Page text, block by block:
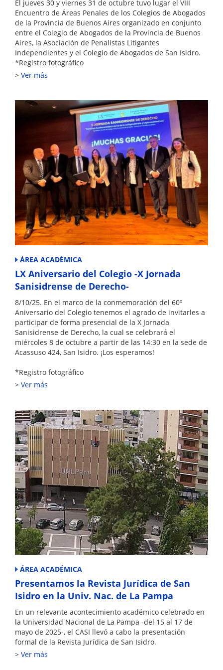
El jueves 30 y viernes 31 de octubre tuvo lugar el VIII
Encuentro de Áreas Penales de los Colegios de Abogados
de la Provincia de Buenos Aires organizado en conjunto
entre el Colegio de Abogados de la Provincia de Buenos
Aires, la Asociación de Penalistas Litigantes
Independientes y el Colegio de Abogados de San Isidro.
*Registro fotográfico
Ver más
ÁREA ACADÉMICA
LX Aniversario del Colegio -X Jornada
Sanisidrense de Derecho-
8/10/25. En el marco de la conmemoración del 60º
Aniversario del Colegio tenemos el agrado de invitarles a
participar de forma presencial de la X Jornada
Sanisidrense de Derecho, la cual se celebrará el
miércoles 8 de octubre a partir de las 14:30 en la sede de
Acassuso 424, San Isidro. ¡Los esperamos!
*Registro fotográfico
Ver más
ÁREA ACADÉMICA
Presentamos la Revista Jurídica de San
Isidro en la Univ. Nac. de La Pampa
En un relevante acontecimiento académico celebrado en
la Universidad Nacional de La Pampa -del 15 al 17 de
mayo de 2025-, el CASI llevó a cabo la presentación
formal de la Revista Jurídica de San Isidro.
Ver más